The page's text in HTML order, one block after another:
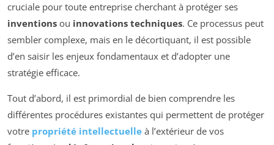
cruciale pour toute entreprise cherchant à protéger ses
inventions ou innovations techniques. Ce processus peut
sembler complexe, mais en le décortiquant, il est possible
d’en saisir les enjeux fondamentaux et d’adopter une
stratégie efficace.
Tout d’abord, il est primordial de bien comprendre les
différentes procédures existantes qui permettent de protéger
votre propriété intellectuelle à l’extérieur de vos